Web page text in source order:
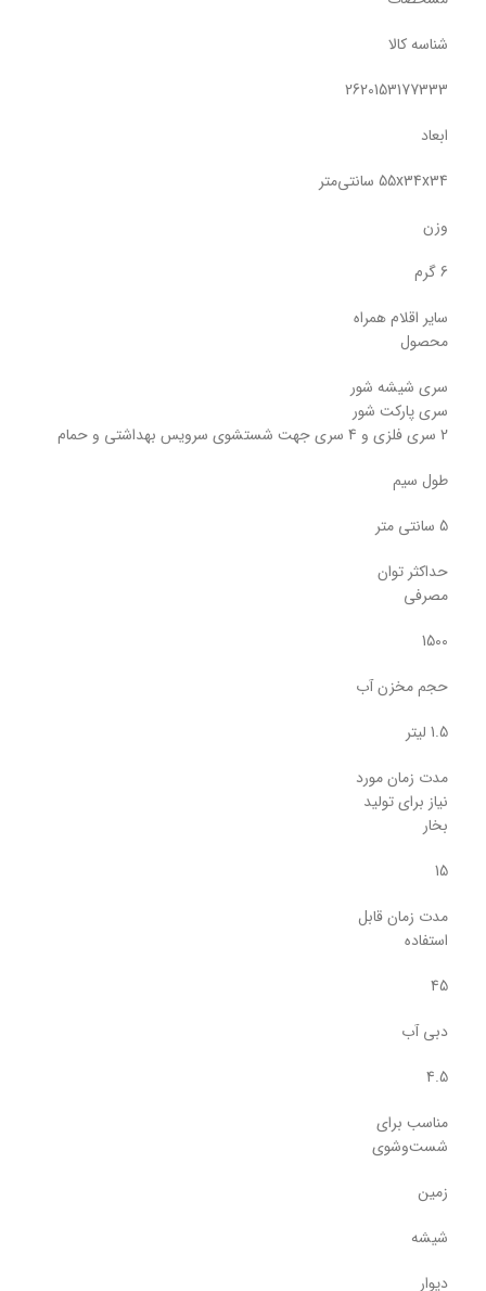
شناسه کالا
2620153177333
ابعاد
55x34x34 سانتی‌متر
وزن
6 گرم
سایر اقلام همراه
محصول
سری شیشه شور
سری پارکت شور
2 سری فلزی و 4 سری جهت شستشوی سرویس بهداشتی و حمام
طول سیم
5 سانتی متر
حداکثر توان
مصرفی
1500
حجم مخزن آب
1.5 لیتر
مدت زمان مورد
نیاز برای تولید
بخار
15
مدت زمان قابل
استفاده
45
دبی آب
4.5
مناسب برای
شست‌و‌شوی
زمین
شیشه
دیوار